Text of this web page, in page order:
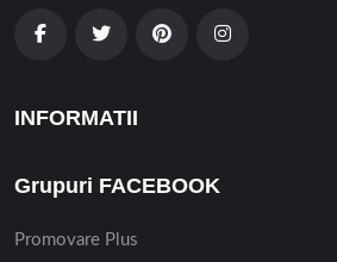
INFORMATII
Grupuri FACEBOOK
Promovare Plus